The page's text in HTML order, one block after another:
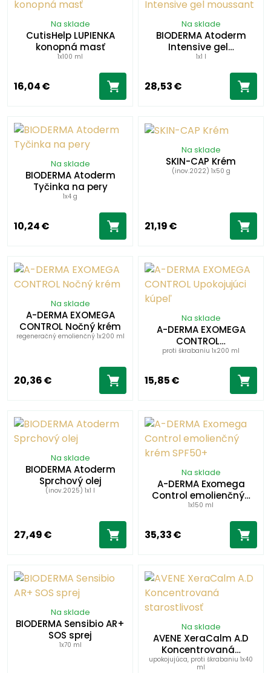
Na sklade
CutisHelp LUPIENKA
konopná masť
1x100 ml
16,04 €
Na sklade
BIODERMA Atoderm
Intensive gel…
1x1 l
28,53 €
Na sklade
BIODERMA Atoderm
Tyčinka na pery
1x4 g
10,24 €
Na sklade
SKIN-CAP Krém
(inov.2022) 1x50 g
21,19 €
Na sklade
A-DERMA EXOMEGA
CONTROL Nočný krém
regeneračný emolienčný 1x200 ml
20,36 €
Na sklade
A-DERMA EXOMEGA
CONTROL…
proti škrabaniu 1x200 ml
15,85 €
Na sklade
BIODERMA Atoderm
Sprchový olej
(inov.2025) 1x1 l
27,49 €
Na sklade
A-DERMA Exomega
Control emolienčný…
1x150 ml
35,33 €
Na sklade
BIODERMA Sensibio AR+
SOS sprej
1x70 ml
Na sklade
AVENE XeraCalm A.D
Koncentrovaná…
upokojujúca, proti škrabaniu 1x40
ml